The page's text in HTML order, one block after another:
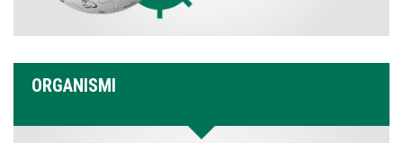
ORGANISMI